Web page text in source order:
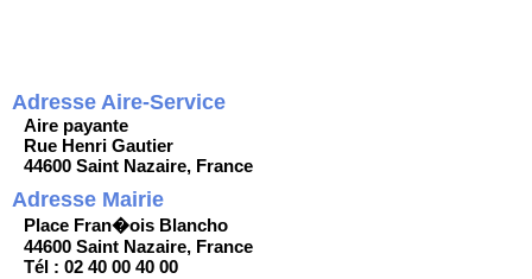
Adresse Aire-Service
Aire payante
Rue Henri Gautier
44600 Saint Nazaire, France
Adresse Mairie
Place Fran�ois Blancho
44600 Saint Nazaire, France
Tél : 02 40 00 40 00